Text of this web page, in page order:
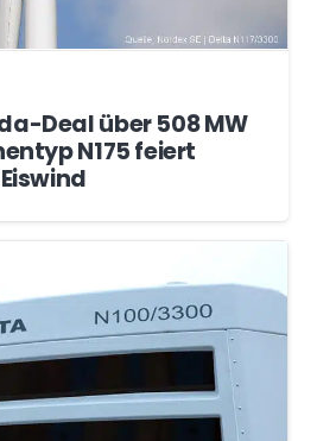
Deal über 508 MW
N175 feiert